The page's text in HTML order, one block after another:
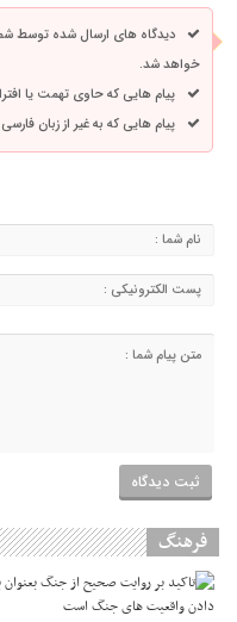
دیدگاه های ارسال شده توسط
خواهد شد.
پیام هایی که حاوی تهمت یا
پیام هایی که به غیر از زبان
فرهنگ